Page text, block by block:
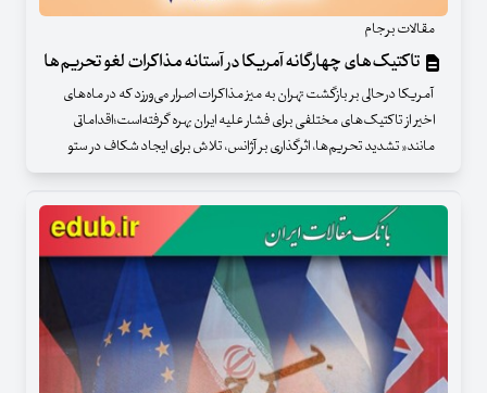
مقالات برجام
تاکتیک‌های چهارگانه آمریکا در آستانه مذاکرات لغو تحریم‌ها
آمریکا درحالی بر بازگشت تهران به میز مذاکرات اصرار می‌ورزد که در ماه‌های
اخیر از تاکتیک‌های مختلفی برای فشار علیه ایران بهره گرفته‌است؛اقداماتی
مانند« تشدید تحریم‌ها، اثرگذاری بر آژانس، تلاش برای ایجاد شکاف در ستو